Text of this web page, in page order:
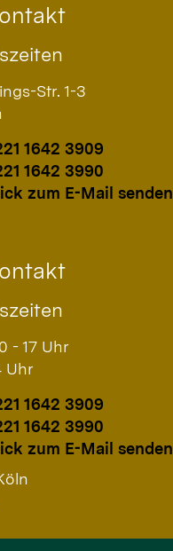
Str. 1-3
1642 3909
1642 3990
zum E-Mail senden
- 17 Uhr
Uhr
1642 3909
1642 3990
zum E-Mail senden